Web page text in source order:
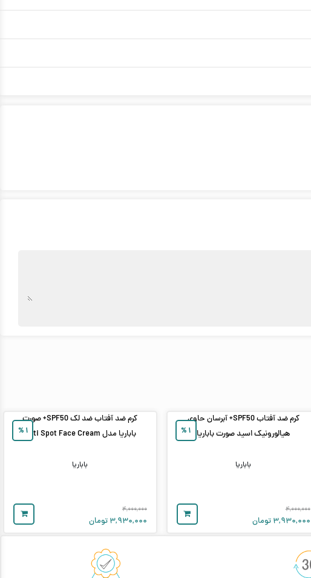
۱ %
کرم ضد آفتاب SPF50+ آبرسان حاوی
هیالورونیک اسید صورت باباریا
باباریا
۴,۰۰۰,۰۰۰
۳,۹۳۰,۰۰۰ تومان
۱ %
کرم ضد آفتاب ضد لک SPF50+ صورت
باباریا مدل Anti Spot Face Cream
باباریا
۴,۰۰۰,۰۰۰
۳,۹۳۰,۰۰۰ تومان